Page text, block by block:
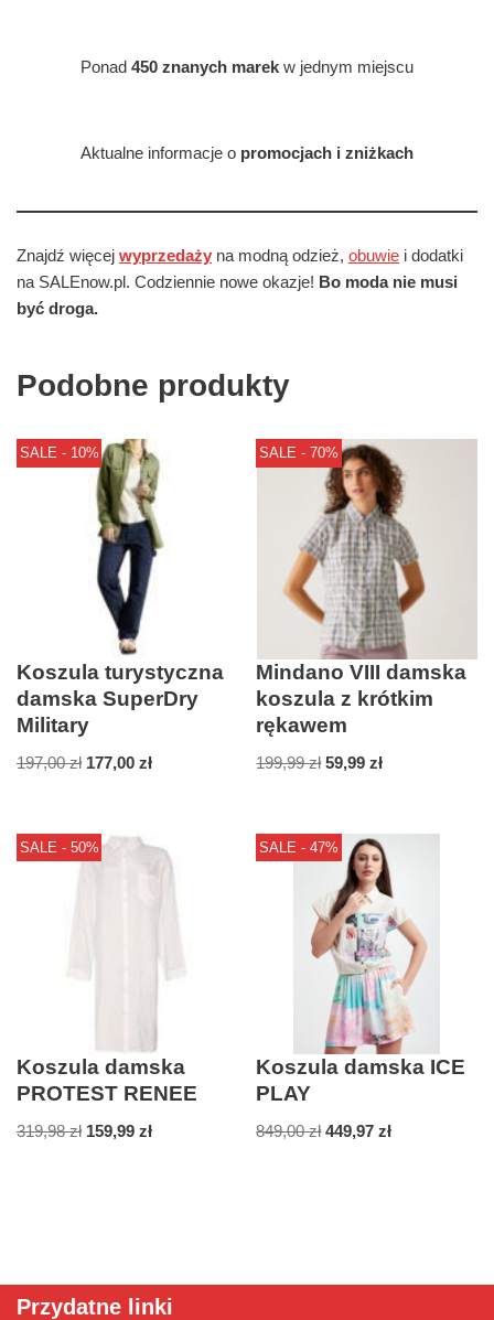
Ponad 450 znanych marek w jednym miejscu
Aktualne informacje o promocjach i zniżkach
Znajdź więcej wyprzedaży na modną odzież, obuwie i dodatki
na SALEnow.pl. Codziennie nowe okazje! Bo moda nie musi
być droga.
Podobne produkty
SALE - 10%
Koszula turystyczna
damska SuperDry
Military
197,00zł 177,00 zł
SALE - 70%
Mindano VIII damska
koszula z krótkim
rękawem
199,99zł 59,99zł
SALE - 50%
Koszula damska
PROTEST RENEE
319,98zł 159,99 zł
SALE - 47%
Koszula damska ICE
PLAY
849,00zł 449,97zł
Przydatne linki